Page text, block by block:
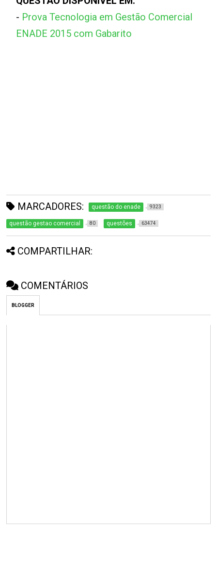
- Prova Tecnologia em Gestão Comercial
ENADE 2015 com Gabarito
MARCADORES: questão do enade 9323
questão gestao comercial 80 questões 63474
COMPARTILHAR:
COMENTÁRIOS
BLOGGER